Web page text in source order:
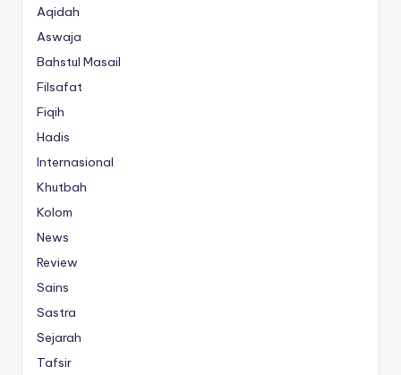
Aqidah
Aswaja
Bahstul Masail
Filsafat
Fiqih
Hadis
Internasional
Khutbah
Kolom
News
Review
Sains
Sastra
Sejarah
Tafsir